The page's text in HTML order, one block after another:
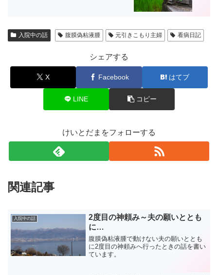
入院中の話 腹膜偽粘液腫 元引きこもり主婦 看病日記
シェアする
X Facebook はてブ
LINE コピー
けいとだまをフォローする
関連記事
入院中の話
2度目の神頼み～夫の願いととも
に…
腹膜偽粘液腫で動けない夫の願いととも
に2度目の神頼みへ行ったときの話を書い
ています。